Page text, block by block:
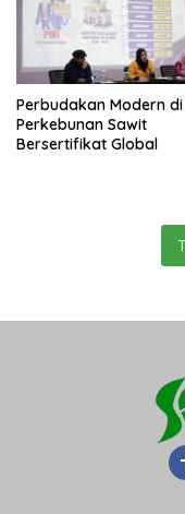
Perbudakan Modern di
Perkebunan Sawit
Bersertifikat Global